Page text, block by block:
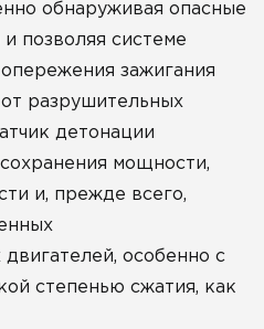
обнаруживая опасные
позволяя системе
зажигания
разрушительных
детонации
мощности,
и, прежде всего,
особенно с
степенью сжатия, как